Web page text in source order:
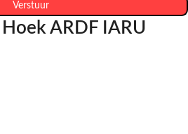
Verstuur
ARDF IARU